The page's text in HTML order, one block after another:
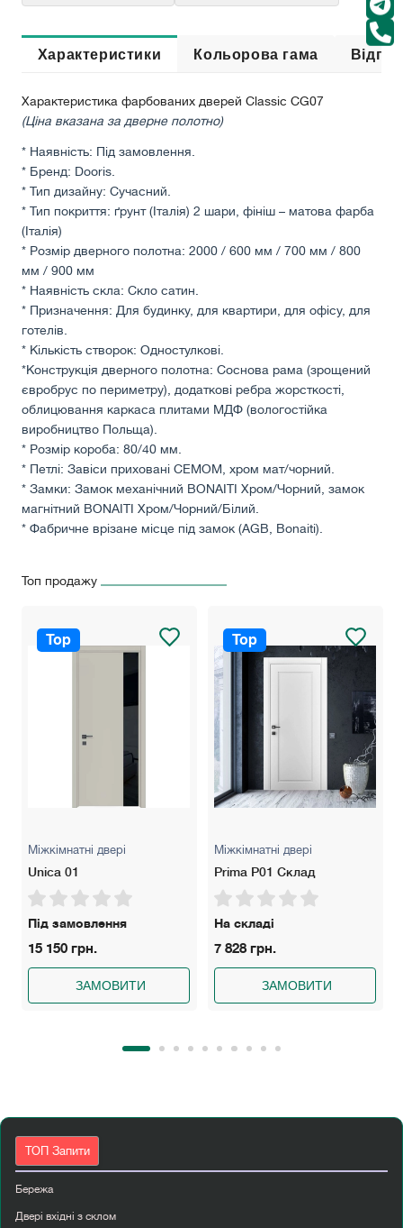
Характеристики Кольорова гама
Характеристика фарбованих дверей Classic CG07
(Ціна вказана за дверне полотно)
* Наявність: Під замовлення.
* Бренд: Dooris.
* Тип дизайну: Сучасний.
* Тип покриття: ґрунт (Італія) 2 шари, фініш – матова фарба
(Італія)
* Розмір дверного полотна: 2000 / 600 мм / 700 мм / 800
мм / 900 мм
* Наявність скла: Скло сатин.
* Призначення: Для будинку, для квартири, для офісу, для
готелів.
* Кількість створок: Одностулкові.
*Конструкція дверного полотна: Соснова рама (зрощений
євробрус по периметру), додаткові ребра жорсткості,
облицювання каркаса плитами МДФ (вологостійка
виробництво Польща).
* Розмір короба: 80/40 мм.
* Петлі: Завіси приховані СЕМОМ, хром мат/чорний.
* Замки: Замок механічний BONAITI Хром/Чорний, замок
магнітний BONAITI Хром/Чорний/Білий.
* Фабричне врізане місце під замок (AGB, Bonaiti).
світлий.
замка.
!!! Будь ласка, зʼясуте точну вартість дверей у
менеджера в зв'язку із можливою зміною курсу валют!
Топ продажу
Top
Міжкімнатні двері
Unica 01
Під замовлення
15 150 грн.
ЗАМОВИТИ
Top
Міжкімнатні двері
Prima P01 Склад
На складі
7 828 грн.
ЗАМОВИТИ
ТОП Запити
Бережа
Двері вхідні з склом